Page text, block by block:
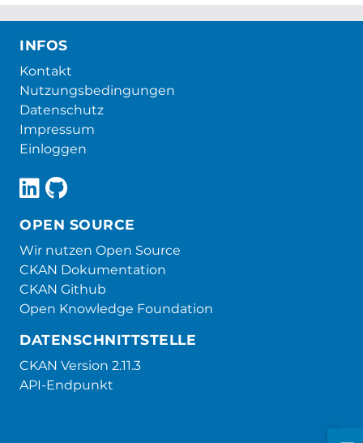
INFOS
Kontakt
Nutzungsbedingungen
Datenschutz
Impressum
Einloggen
OPEN SOURCE
Wir nutzen Open Source
CKAN Dokumentation
CKAN Github
Open Knowledge Foundation
DATENSCHNITTSTELLE
CKAN Version 2.11.3
API-Endpunkt